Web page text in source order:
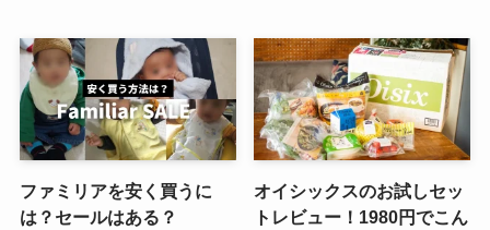
ファミリアを安く買うに
は？セールはある？
オイシックスのお試しセッ
トレビュー！1980円でこん